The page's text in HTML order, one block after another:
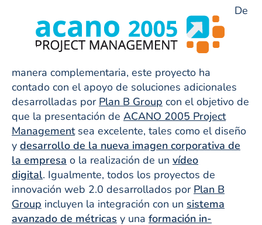
De
manera complementaria, este proyecto ha
contado con el apoyo de soluciones adicionales
desarrolladas por Plan B Group con el objetivo de
que la presentación de ACANO 2005 Project
Managementsea excelente, tales como el diseño
y desarrollo de la nueva imagen corporativa de
la empresa o la realización de un vídeo
digital. Igualmente, todos los proyectos de
innovación web 2.0 desarrollados por Plan B
Group incluyen la integración con un sistema
avanzado de métricas y una formación in-